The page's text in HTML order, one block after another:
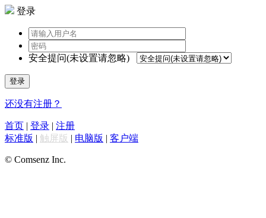
登录
安全提问(未设置请忽略)
登录
还没有注册？
首页 | 登录 | 注册
标准版 | 触屏版 | 电脑版 | 客户端
© Comsenz Inc.